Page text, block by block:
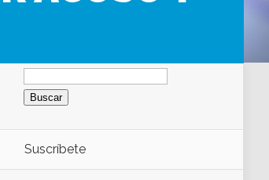
Buscar:
Suscríbete